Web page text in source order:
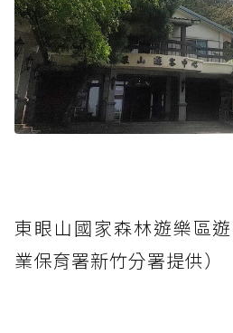
東眼山國家森林遊樂區
業保育署新竹分署提供）